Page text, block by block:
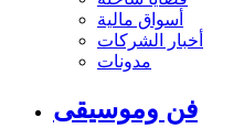
أسواق مالية
أخبار الشركات
مدونات
فن وموسيقى